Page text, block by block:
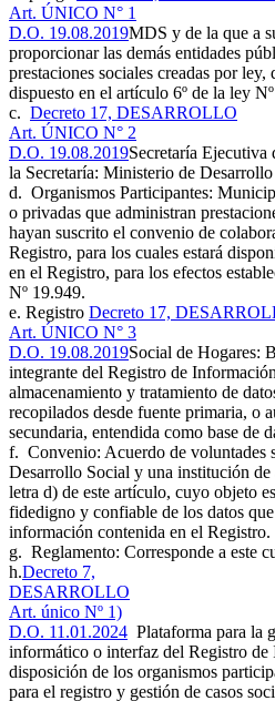
Art. ÚNICO N° 1
D.O. 19.08.2019MDS y de la que a
proporcionar las demás entidades
prestaciones sociales creadas por
dispuesto en el artículo 6º de la ley
c. Decreto 17, DESARROLLO
Art. ÚNICO N° 2
D.O. 19.08.2019Secretaría
la Secretaría: Ministerio de
d. Organismos Participantes:
o privadas que administran
hayan suscrito el convenio de
Registro, para los cuales estará
en el Registro, para los efectos
Nº 19.949.
e. Registro Decreto 17,
Art. ÚNICO N° 3
D.O. 19.08.2019Social de Hogares:
integrante del Registro de
almacenamiento y tratamiento de
recopilados desde fuente primaria, o
secundaria, entendida como base de
f. Convenio: Acuerdo de voluntades
Desarrollo Social y una institución de
letra d) de este artículo, cuyo objeto
fidedigno y confiable de los datos que
información contenida en el Registro.
g. Reglamento: Corresponde a este
h.Decreto 7,
DESARROLLO
Art. único Nº 1)
D.O. 11.01.2024 Plataforma para la
informático o interfaz del Registro
disposición de los organismos
para el registro y gestión de casos